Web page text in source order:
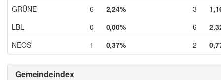
GRÜNE
6 2,24% 3
LBL
0 0,00% 6
NEOS
1 0,37% 2
Gemeindeindex